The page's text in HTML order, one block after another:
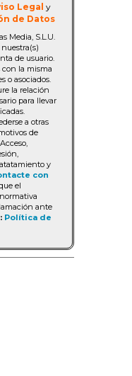
Legal y
de Datos
Media, S.L.U.
de usuario.
con la misma
o asociados.
la relación
para llevar
a otras
de
Acceso,
y
con
el
ante
Política de